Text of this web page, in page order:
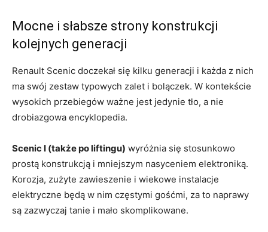
Mocne i słabsze strony konstrukcji
kolejnych generacji
Renault Scenic doczekał się kilku generacji i każda z nich
ma swój zestaw typowych zalet i bolączek. W kontekście
wysokich przebiegów ważne jest jedynie tło, a nie
drobiazgowa encyklopedia.
Scenic I (także po liftingu) wyróżnia się stosunkowo
prostą konstrukcją i mniejszym nasyceniem elektroniką.
Korozja, zużyte zawieszenie i wiekowe instalacje
elektryczne będą w nim częstymi gośćmi, za to naprawy
są zazwyczaj tanie i mało skomplikowane.